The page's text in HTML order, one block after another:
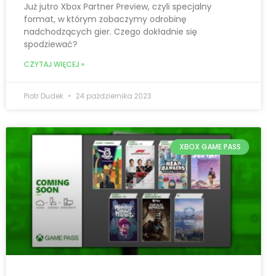
Już jutro Xbox Partner Preview, czyli specjalny
format, w którym zobaczymy odrobinę
nadchodzących gier. Czego dokładnie się
spodziewać?
CZYTAJ WIĘCEJ »
Piotr Dudek 24 października 2023
XBOX GAME PASS